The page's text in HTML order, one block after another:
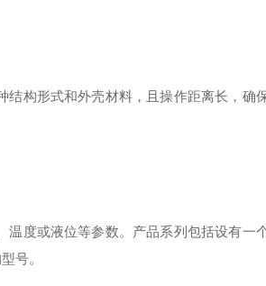
构形式和外壳材料，且操作距离长，确
度或液位等参数。产品系列包括设有一
号。